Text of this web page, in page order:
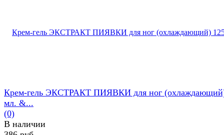
Крем-гель ЭКСТРАКТ ПИЯВКИ для ног
мл. &...
(0)
В наличии